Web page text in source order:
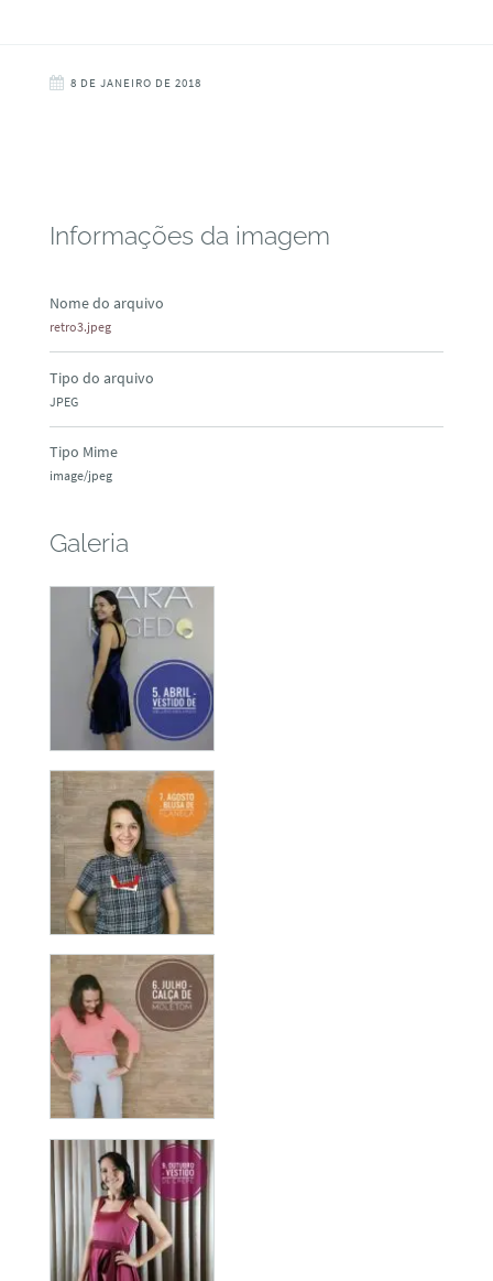
8 DE JANEIRO DE 2018
Informações da imagem
Nome do arquivo
retro3.jpeg
Tipo do arquivo
JPEG
Tipo Mime
image/jpeg
Galeria